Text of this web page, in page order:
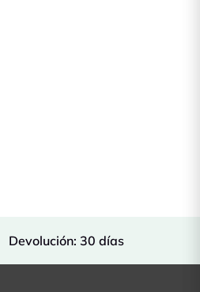
Devolución: 30 días